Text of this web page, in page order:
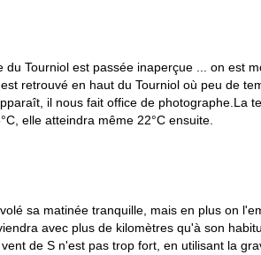
Tourniol est passée inaperçue ... on est
retrouvé en haut du Tourniol où peu de
il nous fait office de photographe.La
elle atteindra même 22°C ensuite.
sa matinée tranquille, mais en plus on
avec plus de kilomètres qu'à son
de S n'est pas trop fort, en utilisant la